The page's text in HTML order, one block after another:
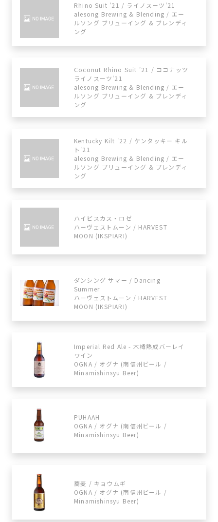
Rhino Suit '21 / ライノスーツ'21
alesong Brewing & Blending / エー
ルソング ブリューイング & ブレンディ
ング
Coconut Rhino Suit '21 / ココナッツ
ライノスーツ'21
alesong Brewing & Blending / エー
ルソング ブリューイング & ブレンディ
ング
Kentucky Kilt '22 / ケンタッキー キル
ト'21
alesong Brewing & Blending / エー
ルソング ブリューイング & ブレンディ
ング
ハイビスカス・ロゼ
ハーヴェストムーン / HARVEST
MOON (IKSPIARI)
ダンシング サマー / Dancing
Summer
ハーヴェストムーン / HARVEST
MOON (IKSPIARI)
Imperial Red Ale - 木樽熟成バーレイ
ワイン
OGNA / オグナ (南信州ビール /
Minamishinsyu Beer)
PUHAAH
OGNA / オグナ (南信州ビール /
Minamishinsyu Beer)
蕎麦 / キョウムギ
OGNA / オグナ (南信州ビール /
Minamishinsyu Beer)